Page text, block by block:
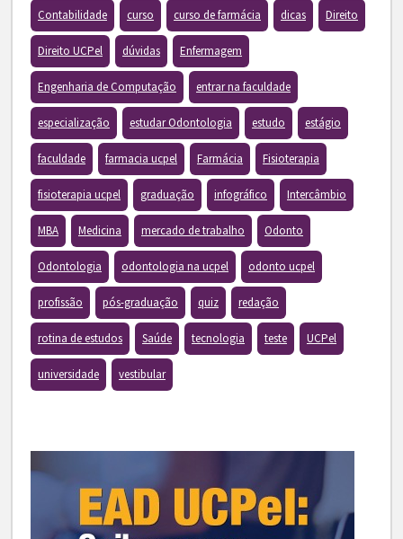
Contabilidade curso curso de farmácia dicas Direito
Direito UCPel dúvidas Enfermagem
Engenharia de Computação entrar na faculdade
especialização estudar Odontologia estudo estágio
faculdade farmacia ucpel Farmácia Fisioterapia
fisioterapia ucpel graduação infográfico Intercâmbio
MBA Medicina mercado de trabalho Odonto
Odontologia odontologia na ucpel odonto ucpel
profissão pós-graduação quiz redação
rotina de estudos Saúde tecnologia teste UCPel
universidade vestibular